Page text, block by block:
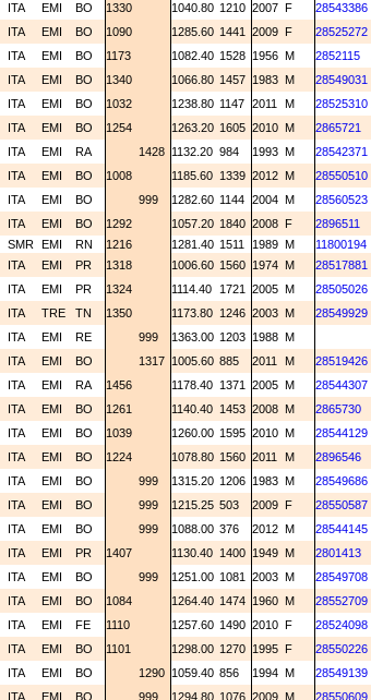
ITA EMI BO 1330 1040.80 1210 2007 F 28543386
ITA EMI BO 1090 1285.60 1441 2009 F 28525272
ITA EMI BO 1173 1082.40 1528 1956 M 2852115
ITA EMI BO 1340 1066.80 1457 1983 M 28549031
ITA EMI BO 1032 1238.80 1147 2011 M 28525310
ITA EMI BO 1254 1263.20 1605 2010 M 2865721
ITA EMI RA 1428 1132.20 984 1993 M 28542371
ITA EMI BO 1008 1185.60 1339 2012 M 28550510
ITA EMI BO 999 1282.60 1144 2004 M 28560523
ITA EMI BO 1292 1057.20 1840 2008 F 2896511
SMR EMI RN 1216 1281.40 1511 1989 M
11800194
ITA EMI PR 1318 1006.60 1560 1974 M 28517881
ITA EMI PR 1324 1114.40 1721 2005 M 28505026
ITA TRE TN 1350 1173.80 1246 2003 M 28549929
ITA EMI RE 999 1363.00 1203 1988 M
ITA EMI BO 1317 1005.60 885 2011 M 28519426
ITA EMI RA 1456 1178.40 1371 2005 M 28544307
ITA EMI BO 1261 1140.40 1453 2008 M 2865730
ITA EMI BO 1039 1260.00 1595 2010 M 28544129
ITA EMI BO 1224 1078.80 1560 2011 M 2896546
ITA EMI BO 999 1315.20 1206 1983 M 28549686
ITA EMI BO 999 1215.25 503 2009 F 28550587
ITA EMI BO 999 1088.00 376 2012 M 28544145
ITA EMI PR 1407 1130.40 1400 1949 M 2801413
ITA EMI BO 999 1251.00 1081 2003 M 28549708
ITA EMI BO 1084 1264.40 1474 1960 M 28552709
ITA EMI FE 1110 1257.60 1490 2010 F 28524098
ITA EMI BO 1101 1298.00 1270 1995 F 28550226
ITA EMI BO 1290 1059.40 856 1994 M 28549139
ITA EMI BO 999 1294.80 1076 2009 M 28550609